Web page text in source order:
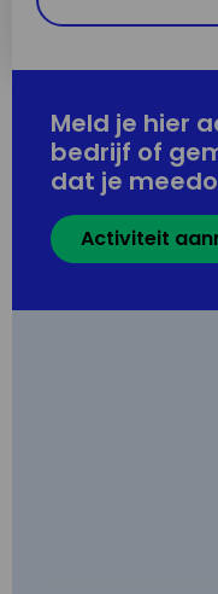
Meld je hier
bedrijf of
dat je
Activiteit